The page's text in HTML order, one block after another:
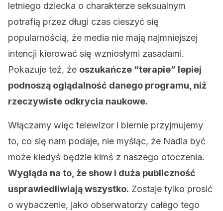
letniego dziecka o charakterze seksualnym
potrafią przez długi czas cieszyć się
popularnością, że media nie mają najmniejszej
intencji kierować się wzniosłymi zasadami.
Pokazuje też, że oszukańcze “terapie” lepiej
podnoszą oglądalność danego programu, niż
rzeczywiste odkrycia naukowe.
Włączamy więc telewizor i biernie przyjmujemy
to, co się nam podaje, nie myśląc, że Nadia być
może kiedyś będzie kimś z naszego otoczenia.
Wygląda na to, że show i duża publiczność
usprawiedliwiają wszystko. Zostaje tylko prosić
o wybaczenie, jako obserwatorzy całego tego